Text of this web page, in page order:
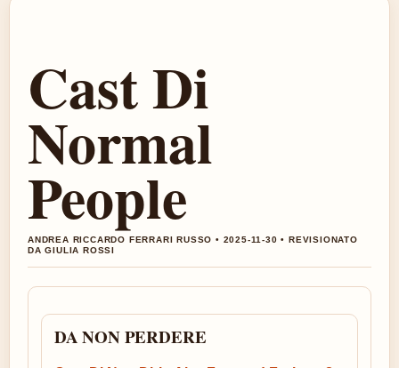
Cast Di
Normal
People
ANDREA RICCARDO FERRARI RUSSO • 2025-11-30 • REVISIONATO
DA GIULIA ROSSI
DA NON PERDERE